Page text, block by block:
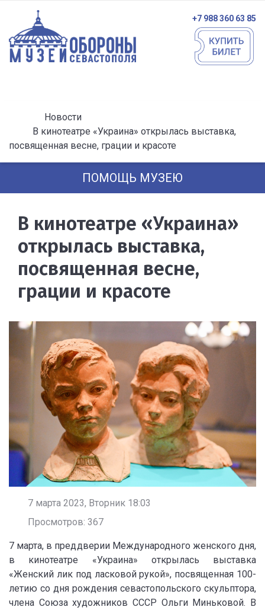
+7 988 360 63 85
Новости
В кинотеатре «Украина» открылась выставка,
посвященная весне, грации и красоте
ПОМОЩЬ МУЗЕЮ
В кинотеатре «Украина»
открылась выставка,
посвященная весне,
грации и красоте
7 марта 2023, Вторник 18:03
Просмотров: 367
7 марта, в преддверии Международного женского дня,
в кинотеатре «Украина» открылась выставка
«Женский лик под ласковой рукой», посвященная 100-
летию со дня рождения севастопольского скульптора,
члена Союза художников СССР Ольги Миньковой. В